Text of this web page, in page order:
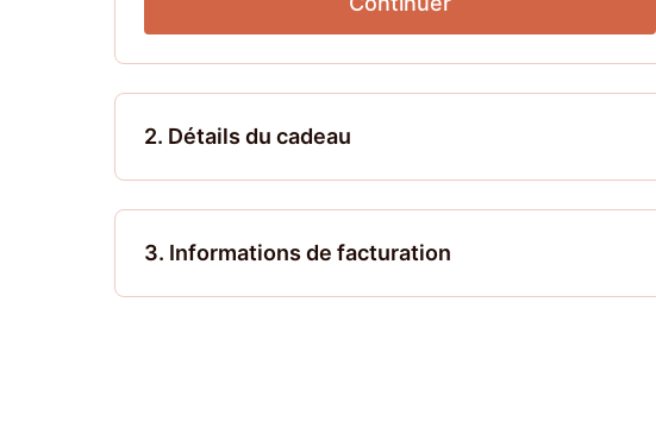
2. Détails du cadeau
3. Informations de facturation